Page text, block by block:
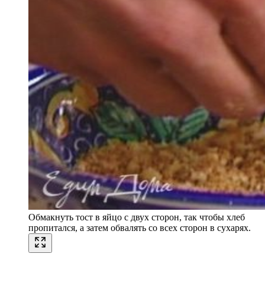
Обмакнуть тост в яйцо с двух сторон, так чтобы хлеб
пропитался, а затем обвалять со всех сторон в сухарях.